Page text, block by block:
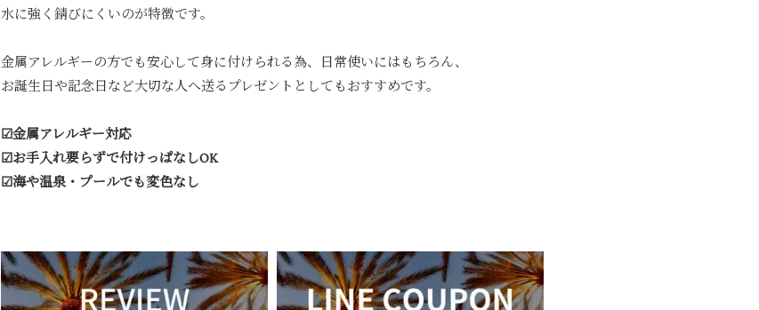
水に強く錆びにくいのが特徴です。
金属アレルギーの方でも安心して身に付けられる為、日常使いにはもちろん、
お誕生日や記念日など大切な人へ送るプレゼントとしてもおすすめです。
☑︎金属アレルギー対応
☑︎お手入れ要らずで付けっぱなしOK
☑︎海や温泉・プールでも変色なし